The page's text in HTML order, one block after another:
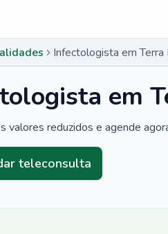
Infectologista em
em
valores reduzidos e agende
teleconsulta